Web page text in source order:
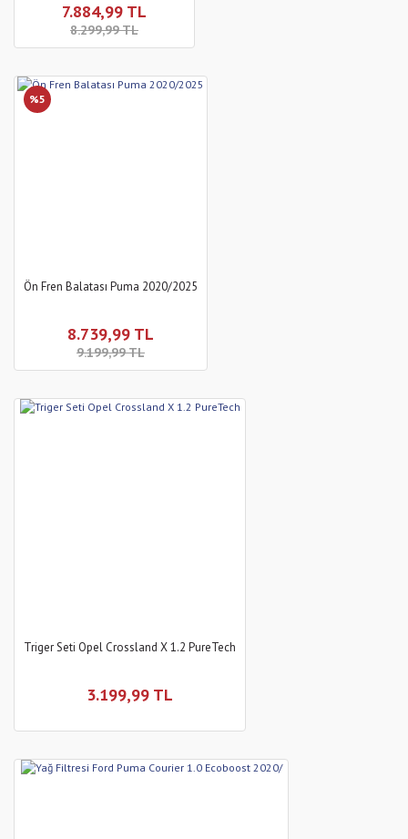
7.884,99 TL
8.299,99 TL
%5
Ön Fren Balatası Puma 2020/2025
8.739,99 TL
9.199,99 TL
Triger Seti Opel Crossland X 1.2 PureTech
3.199,99 TL